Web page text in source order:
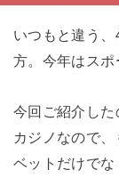
いつもと違う
方。今年はスポ
今回ご紹介し
カジノなので
ベットだけで